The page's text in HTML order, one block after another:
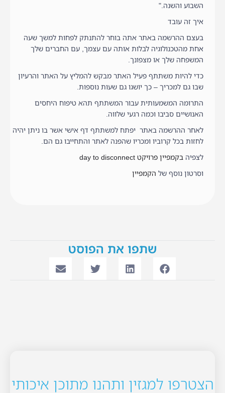
השבוע והשנה."
איך זה עובד
בעצם ההרשמה באתר אתה בוחר להתנתק לפחות למשך שעה
אחת מהטכנולוגיה לבלות אותה עם עצמך, עם החברים שלך
המשפחה שלך או מצפונך.
כדי להיות משתתף פעיל האתר מבקש להמליץ על האתר והרעיון
שבו גם למכריך – כך יושגו גם שעות נוספות.
התרומה המשמעותית עבור המשתתף תהא טיפוח היחסים
האנושיים סביבו וכמה רגעי שלווה.
לאחר ההרשמה באתר יפתח למשתתף דף אישי אשר בו ניתן יהיה
לחזות בכל קרוביו ומכריו שהפנה לאתר והתחייבו גם הם.
לצפיה בקמפיין פרויקט day to disconnect
וסרטון נוסף של הקמפיין
שתפו את הפוסט
הצטרפו למגזין ותהנו מתוכן איכותי